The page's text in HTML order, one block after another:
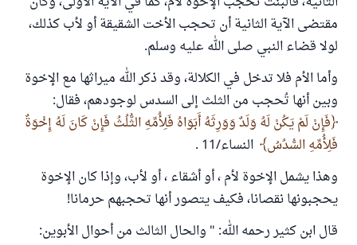
مقتضى الآية الثانية أن تحجب الأخت الشقيقة أو لأب كذلك،
لولا قضاء النبي صلى الله عليه وسلم.
وأما الأم فلا تدخل في الكلالة، وقد ذكر الله ميراثها مع الإخوة
وبين أنها تُحجب من الثلث إلى السدس لوجودهم، فقال:
فَإِنْ لَمْ يَكُنْ لَهُ وَلَدٌ وَوَرِثَهُ أَبَوَاهُ فَلِأُمِّهِ الثُّلُثُ فَإِنْ كَانَ لَهُ إِخْوَةٌ
فَلِأُمِّهِ السُّدُسُ النساء/11 .
وهذا يشمل الإخوة لأم ، أو أشقاء ، أو لأب، وإذا كان الإخوة
يحجبونها نقصانا، فكيف يتصور أنها تحجبهم حرمانا!
قال ابن كثير رحمه الله: " والحال الثالث من أحوال الأبوين: